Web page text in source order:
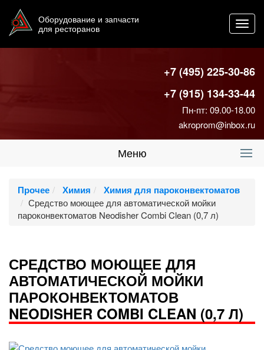
Оборудование и запчасти
для ресторанов
+7 (495) 225-30-86
+7 (915) 134-33-44
Пн-пт: 09.00-18.00
akroprom@inbox.ru
Меню
Прочее Химия Химия для пароконвектоматов
Средство моющее для автоматической мойки
пароконвектоматов Neodisher Combi Clean (0,7 л)
СРЕДСТВО МОЮЩЕЕ ДЛЯ
АВТОМАТИЧЕСКОЙ МОЙКИ
ПАРОКОНВЕКТОМАТОВ
NEODISHER COMBI CLEAN (0,7 Л)